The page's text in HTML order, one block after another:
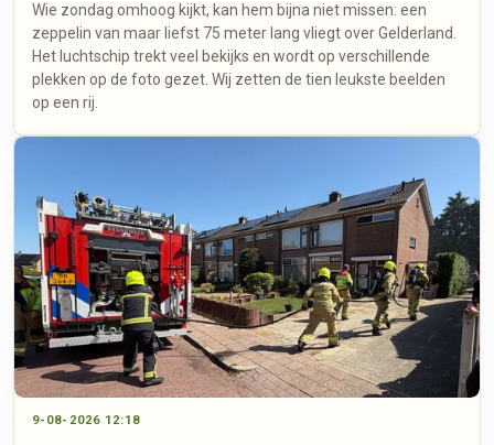
Wie zondag omhoog kijkt, kan hem bijna niet missen: een
zeppelin van maar liefst 75 meter lang vliegt over Gelderland.
Het luchtschip trekt veel bekijks en wordt op verschillende
plekken op de foto gezet. Wij zetten de tien leukste beelden
op een rij.
9-08-2026 12:18